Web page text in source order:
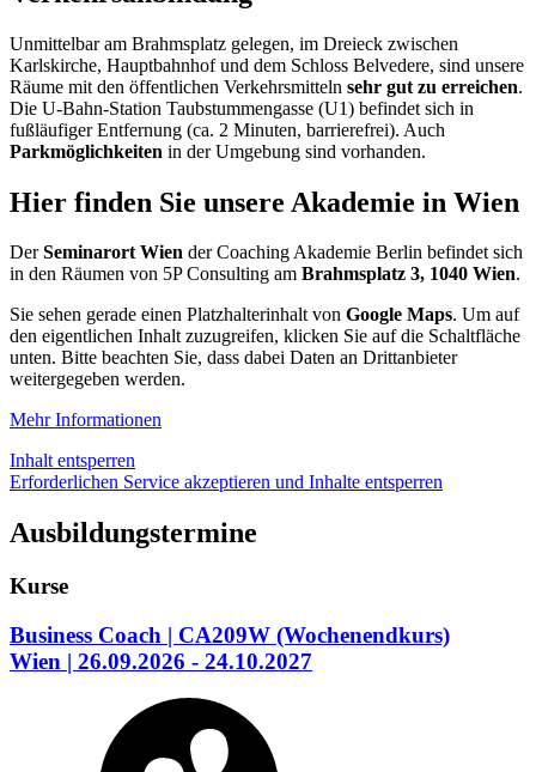
Unmittelbar am Brahmsplatz gelegen, im Dreieck zwischen
Karlskirche, Hauptbahnhof und dem Schloss Belvedere, sind unsere
Räume mit den öffentlichen Verkehrsmitteln sehr gut zu erreichen.
Die U-Bahn-Station Taubstummengasse (U1) befindet sich in
fußläufiger Entfernung (ca. 2 Minuten, barrierefrei). Auch
Parkmöglichkeiten in der Umgebung sind vorhanden.
Hier finden Sie unsere Akademie in Wien
DerSeminarort Wien der Coaching Akademie Berlin befindet sich
in den Räumen von 5P Consulting am Brahmsplatz 3, 1040 Wien.
Sie sehen gerade einen Platzhalterinhalt von Google Maps. Um auf
den eigentlichen Inhalt zuzugreifen, klicken Sie auf die Schaltfläche
unten. Bitte beachten Sie, dass dabei Daten an Drittanbieter
weitergegeben werden.
Mehr Informationen
Inhalt entsperren
Erforderlichen Service akzeptieren und Inhalte entsperren
Ausbildungstermine
Kurse
Business Coach | CA209W (Wochenendkurs)
Wien | 26.09.2026 - 24.10.2027